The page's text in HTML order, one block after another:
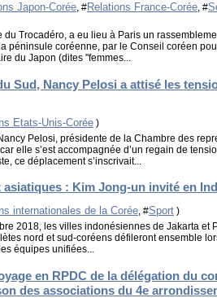
Japon-Corée, #Relations France-Corée, #
du Trocadéro, a eu lieu à Paris un
péninsule coréenne, par le Conseil coréen
du Japon (dites "femmes...
Sud, Nancy Pelosi a attisé les
Etats-Unis-Corée )
Pelosi, présidente de la Chambre des
elle s’est accompagnée d’un regain de
ce déplacement s’inscrivait...
: Kim Jong-un invité en
internationales de la Corée, #Sport )
2018, les villes indonésiennes de Jakarta et
nord et sud-coréens défileront ensemble
équipes unifiées...
en RPDC de la délégation du
des associations du 4e